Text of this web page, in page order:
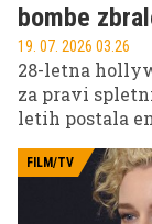
bombe
19. 07. 2026 03.26
28-letna
za pravi
letih postala
igralk v
z vročimi
FILM/TV